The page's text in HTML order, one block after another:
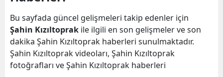
Bu sayfada güncel gelişmeleri takip edenler için
Şahin Kızıltoprak ile ilgili en son gelişmeler ve son
dakika Şahin Kızıltoprak haberleri sunulmaktadır.
Şahin Kızıltoprak videoları, Şahin Kızıltoprak
fotoğrafları ve Şahin Kızıltoprak haberleri